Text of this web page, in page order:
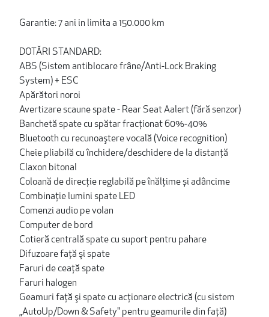
Garantie: 7 ani in limita a 150.000 km
DOTĂRI STANDARD:
ABS (Sistem antiblocare frâne/Anti-Lock Braking
System) + ESC
Apărători noroi
Avertizare scaune spate - Rear Seat Aalert (fără senzor)
Banchetă spate cu spătar fracţionat 60%-40%
Bluetooth cu recunoaştere vocală (Voice recognition)
Cheie pliabilă cu închidere/deschidere de la distanţă
Claxon bitonal
Coloană de direcție reglabilă pe înălțime și adâncime
Combinație lumini spate LED
Comenzi audio pe volan
Computer de bord
Cotieră centrală spate cu suport pentru pahare
Difuzoare faţă şi spate
Faruri de ceață spate
Faruri halogen
Geamuri faţă şi spate cu acţionare electrică (cu sistem
„AutoUp/Down & Safety" pentru geamurile din faţă)